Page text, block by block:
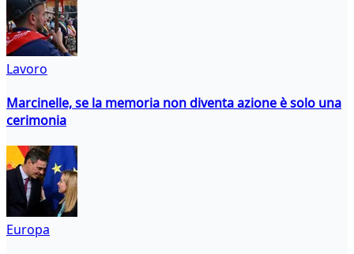
Lavoro
Marcinelle, se la memoria non diventa azione è solo una
cerimonia
Europa